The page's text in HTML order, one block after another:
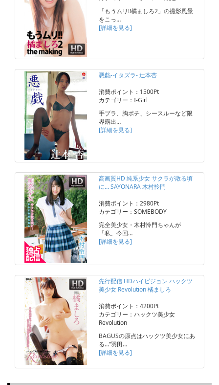
「もうムリ!!橘ましろ2」の撮影風景
をこっ…
[詳細を見る]
悪戯-イタズラ- 辻本杏
消費ポイント：1500Pt
カテゴリー：I-Girl
手ブラ、胸ポチ、シースルーなど限
界露出…
[詳細を見る]
高画質HD 純系少女 サクラが散る頃
に… SAYONARA 木村怜門
消費ポイント：2980Pt
カテゴリー：SOMEBODY
完全美少女・木村怜門ちゃんが
「私、今回…
[詳細を見る]
先行配信 HDハイビジョン ハックツ
美少女 Revolution 橘ましろ
消費ポイント：4200Pt
カテゴリー：ハックツ美少女
Revolution
BAGUSの原点はハックツ美少女にあ
る…“羽田…
[詳細を見る]